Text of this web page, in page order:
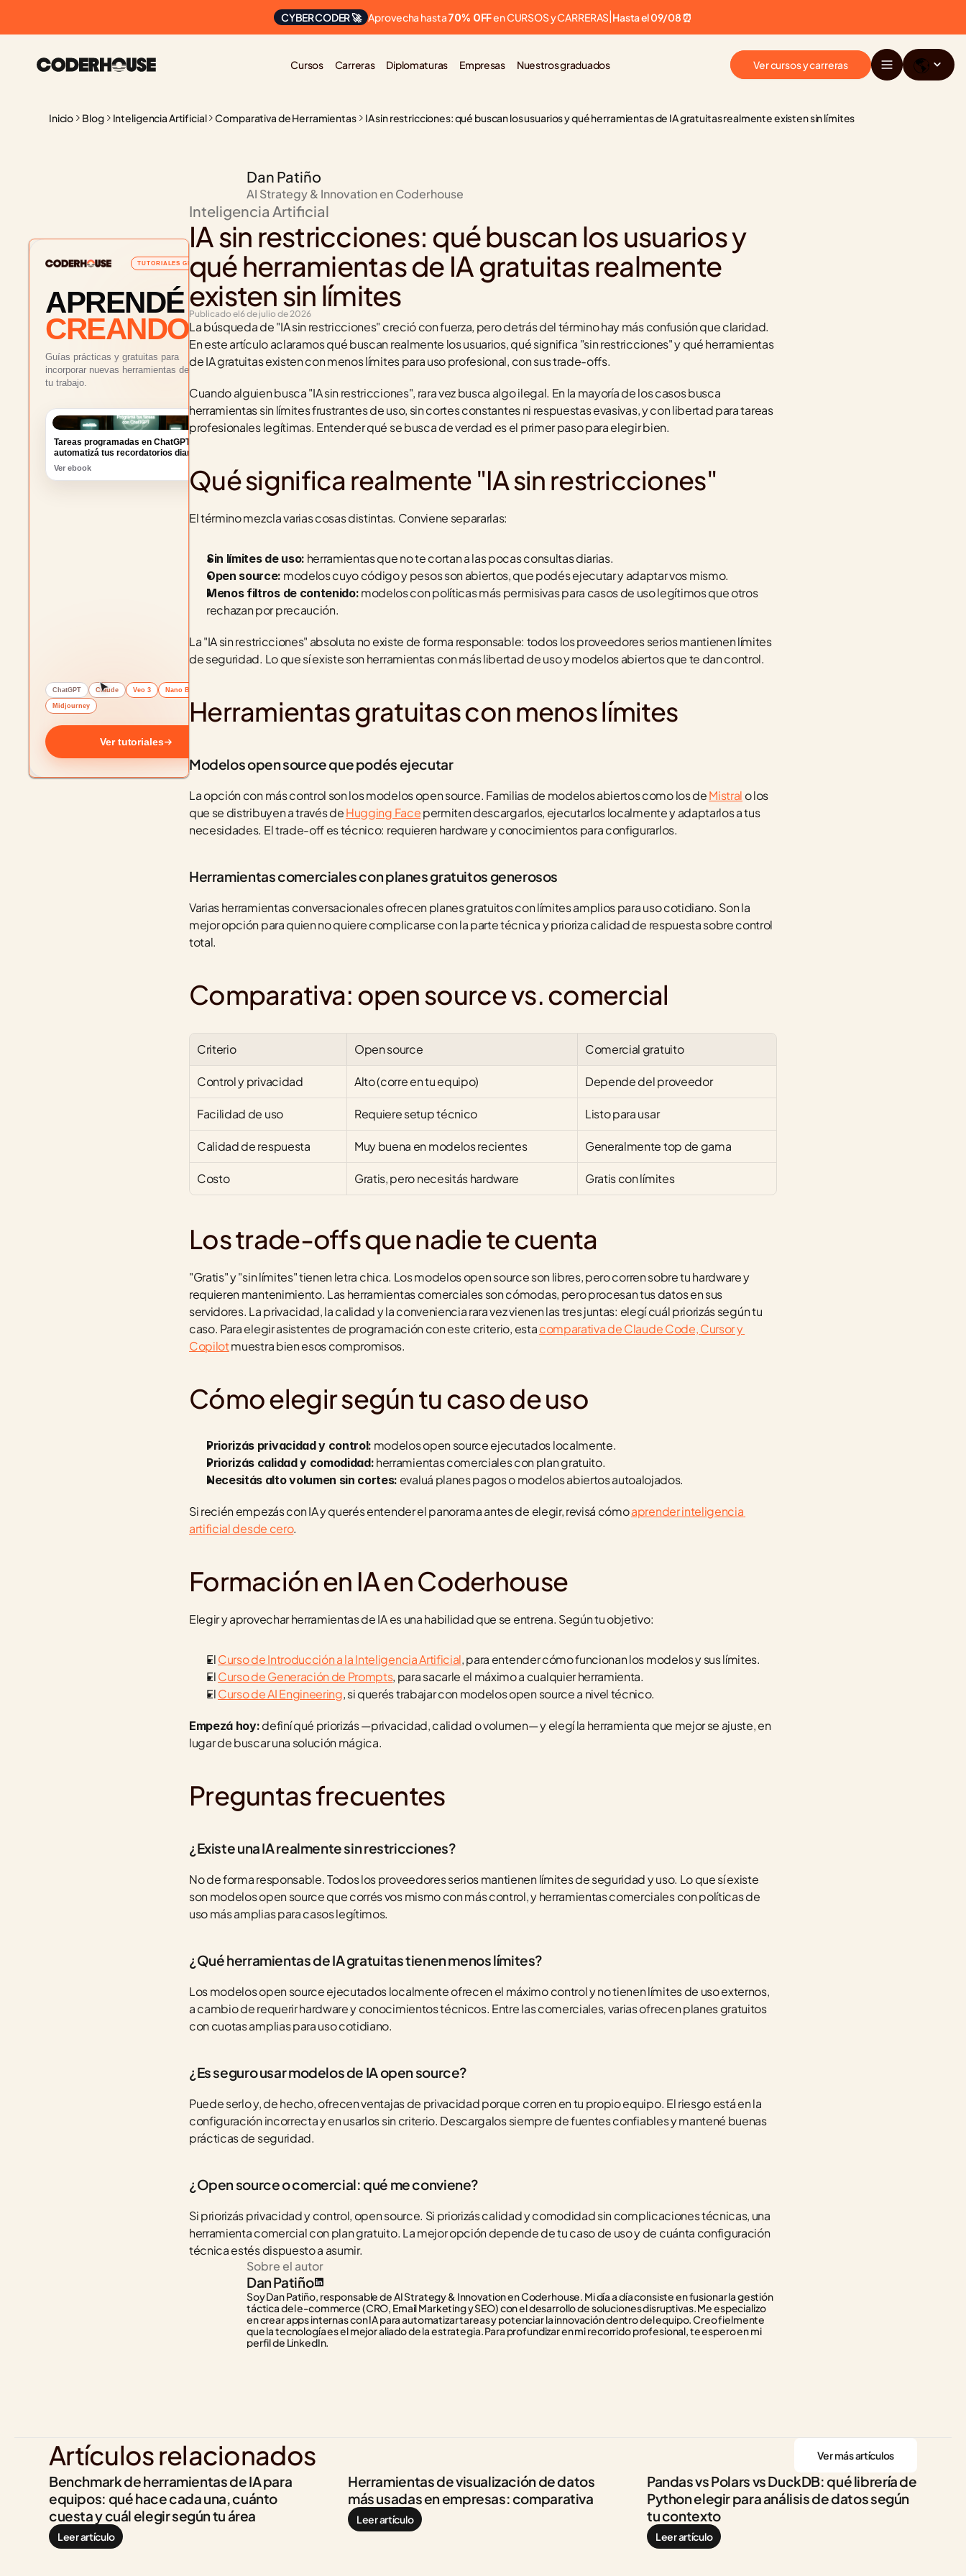
CYBER CODER 🚀 Aprovecha hasta 70% OFF en CURSOS y CARRERAS Hasta el 09/08 ⏰
Cursos Carreras Diplomaturas Empresas Nuestros graduados Ver cursos y carreras 🌎
Inicio Blog Inteligencia Artificial Comparativa de Herramientas IA sin restricciones: qué buscan los usuarios y qué herramientas de IA gratuitas realmente existen sin límites
TUTORIALES GRATUITOS
APRENDÉ
CREANDO
Guías prácticas y gratuitas para
incorporar nuevas herramientas de IA a
tu trabajo.
Tareas programadas en ChatGPT:
automatizá tus recordatorios diarios
Ver ebook
ChatGPT Claude Veo 3 Nano Banana
Midjourney
Ver tutoriales
Dan Patiño
AI Strategy & Innovation en Coderhouse
Inteligencia Artificial
IA sin restricciones: qué buscan los usuarios y
qué herramientas de IA gratuitas realmente
existen sin límites
Publicado el6 de julio de 2026
La búsqueda de "IA sin restricciones" creció con fuerza, pero detrás del término hay más confusión que claridad.
En este artículo aclaramos qué buscan realmente los usuarios, qué significa "sin restricciones" y qué herramientas
de IA gratuitas existen con menos límites para uso profesional, con sus trade-offs.
Cuando alguien busca "IA sin restricciones", rara vez busca algo ilegal. En la mayoría de los casos busca
herramientas sin límites frustrantes de uso, sin cortes constantes ni respuestas evasivas, y con libertad para tareas
profesionales legítimas. Entender qué se busca de verdad es el primer paso para elegir bien.
Qué significa realmente "IA sin restricciones"
El término mezcla varias cosas distintas. Conviene separarlas:
Sin límites de uso: herramientas que no te cortan a las pocas consultas diarias.
Open source: modelos cuyo código y pesos son abiertos, que podés ejecutar y adaptar vos mismo.
Menos filtros de contenido: modelos con políticas más permisivas para casos de uso legítimos que otros
rechazan por precaución.
La "IA sin restricciones" absoluta no existe de forma responsable: todos los proveedores serios mantienen límites
de seguridad. Lo que sí existe son herramientas con más libertad de uso y modelos abiertos que te dan control.
Herramientas gratuitas con menos límites
Modelos open source que podés ejecutar
La opción con más control son los modelos open source. Familias de modelos abiertos como los de Mistral o los
que se distribuyen a través de Hugging Face permiten descargarlos, ejecutarlos localmente y adaptarlos a tus
necesidades. El trade-off es técnico: requieren hardware y conocimientos para configurarlos.
Herramientas comerciales con planes gratuitos generosos
Varias herramientas conversacionales ofrecen planes gratuitos con límites amplios para uso cotidiano. Son la
mejor opción para quien no quiere complicarse con la parte técnica y prioriza calidad de respuesta sobre control
total.
Comparativa: open source vs. comercial
Criterio Open source Comercial gratuito
Control y privacidad Alto (corre en tu equipo) Depende del proveedor
Facilidad de uso Requiere setup técnico Listo para usar
Calidad de respuesta Muy buena en modelos recientes Generalmente top de gama
Costo Gratis, pero necesitás hardware Gratis con límites
Los trade-offs que nadie te cuenta
"Gratis" y "sin límites" tienen letra chica. Los modelos open source son libres, pero corren sobre tu hardware y
requieren mantenimiento. Las herramientas comerciales son cómodas, pero procesan tus datos en sus
servidores. La privacidad, la calidad y la conveniencia rara vez vienen las tres juntas: elegí cuál priorizás según tu
caso. Para elegir asistentes de programación con este criterio, esta comparativa de Claude Code, Cursor y
Copilot muestra bien esos compromisos.
Cómo elegir según tu caso de uso
Priorizás privacidad y control: modelos open source ejecutados localmente.
Priorizás calidad y comodidad: herramientas comerciales con plan gratuito.
Necesitás alto volumen sin cortes: evaluá planes pagos o modelos abiertos autoalojados.
Si recién empezás con IA y querés entender el panorama antes de elegir, revisá cómo aprender inteligencia
artificial desde cero.
Formación en IA en Coderhouse
Elegir y aprovechar herramientas de IA es una habilidad que se entrena. Según tu objetivo:
El Curso de Introducción a la Inteligencia Artificial, para entender cómo funcionan los modelos y sus límites.
El Curso de Generación de Prompts, para sacarle el máximo a cualquier herramienta.
El Curso de AI Engineering, si querés trabajar con modelos open source a nivel técnico.
Empezá hoy: definí qué priorizás —privacidad, calidad o volumen— y elegí la herramienta que mejor se ajuste, en
lugar de buscar una solución mágica.
Preguntas frecuentes
¿Existe una IA realmente sin restricciones?
No de forma responsable. Todos los proveedores serios mantienen límites de seguridad y uso. Lo que sí existe
son modelos open source que corrés vos mismo con más control, y herramientas comerciales con políticas de
uso más amplias para casos legítimos.
¿Qué herramientas de IA gratuitas tienen menos límites?
Los modelos open source ejecutados localmente ofrecen el máximo control y no tienen límites de uso externos,
a cambio de requerir hardware y conocimientos técnicos. Entre las comerciales, varias ofrecen planes gratuitos
con cuotas amplias para uso cotidiano.
¿Es seguro usar modelos de IA open source?
Puede serlo y, de hecho, ofrecen ventajas de privacidad porque corren en tu propio equipo. El riesgo está en la
configuración incorrecta y en usarlos sin criterio. Descargalos siempre de fuentes confiables y mantené buenas
prácticas de seguridad.
¿Open source o comercial: qué me conviene?
Si priorizás privacidad y control, open source. Si priorizás calidad y comodidad sin complicaciones técnicas, una
herramienta comercial con plan gratuito. La mejor opción depende de tu caso de uso y de cuánta configuración
técnica estés dispuesto a asumir.
Sobre el autor
Dan Patiño
Soy Dan Patiño, responsable de AI Strategy & Innovation en Coderhouse. Mi día a día consiste en fusionar la gestión
táctica del e-commerce (CRO, Email Marketing y SEO) con el desarrollo de soluciones disruptivas. Me especializo
en crear apps internas con IA para automatizar tareas y potenciar la innovación dentro del equipo. Creo fielmente
que la tecnología es el mejor aliado de la estrategia. Para profundizar en mi recorrido profesional, te espero en mi
perfil de LinkedIn.
Artículos relacionados Ver más artículos
Benchmark de herramientas de IA para
equipos: qué hace cada una, cuánto
cuesta y cuál elegir según tu área
Leer artículo
Herramientas de visualización de datos
más usadas en empresas: comparativa
Leer artículo
Pandas vs Polars vs DuckDB: qué librería de
Python elegir para análisis de datos según
tu contexto
Leer artículo